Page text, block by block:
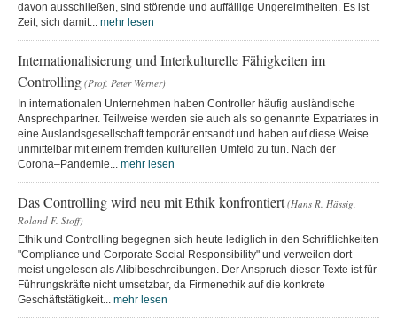
davon ausschließen, sind störende und auffällige Ungereimtheiten. Es ist
Zeit, sich damit... mehr lesen
Internationalisierung und Interkulturelle Fähigkeiten im
Controlling (Prof. Peter Werner)
In internationalen Unternehmen haben Controller häufig ausländische
Ansprechpartner. Teilweise werden sie auch als so genannte Expatriates in
eine Auslandsgesellschaft temporär entsandt und haben auf diese Weise
unmittelbar mit einem fremden kulturellen Umfeld zu tun. Nach der
Corona–Pandemie... mehr lesen
Das Controlling wird neu mit Ethik konfrontiert (Hans R. Hässig,
Roland F. Stoff)
Ethik und Controlling begegnen sich heute lediglich in den Schriftlichkeiten
"Compliance und Corporate Social Responsibility" und verweilen dort
meist ungelesen als Alibibeschreibungen. Der Anspruch dieser Texte ist für
Führungskräfte nicht umsetzbar, da Firmenethik auf die konkrete
Geschäftstätigkeit... mehr lesen